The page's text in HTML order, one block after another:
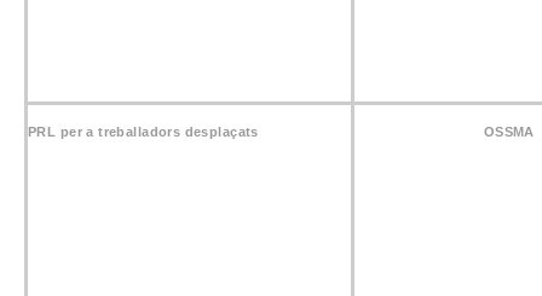
PRL per a treballadors desplaçats OSSMA